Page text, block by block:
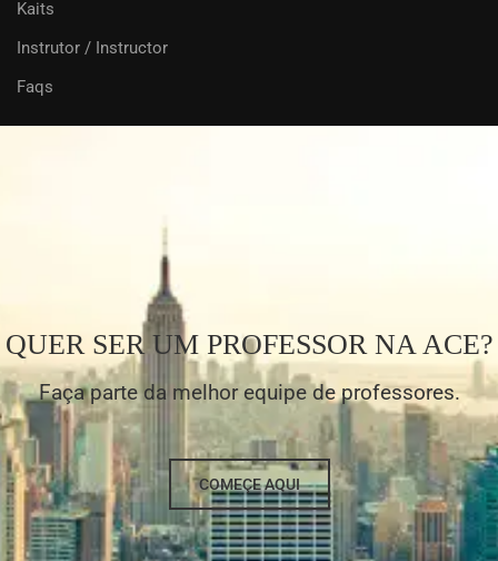
Kaits
Instrutor / Instructor
Faqs
QUER SER UM PROFESSOR NA ACE?
Faça parte da melhor equipe de professores.
COMEÇE AQUI